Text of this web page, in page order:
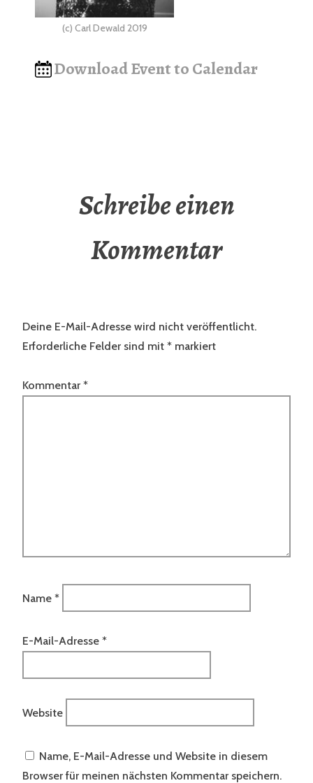
(c) Carl Dewald 2019
Download Event to Calendar
Schreibe einen
Kommentar
Deine E-Mail-Adresse wird nicht veröffentlicht.
Erforderliche Felder sind mit * markiert
Kommentar *
Name *
E-Mail-Adresse *
Website
Name, E-Mail-Adresse und Website in diesem
Browser für meinen nächsten Kommentar speichern.